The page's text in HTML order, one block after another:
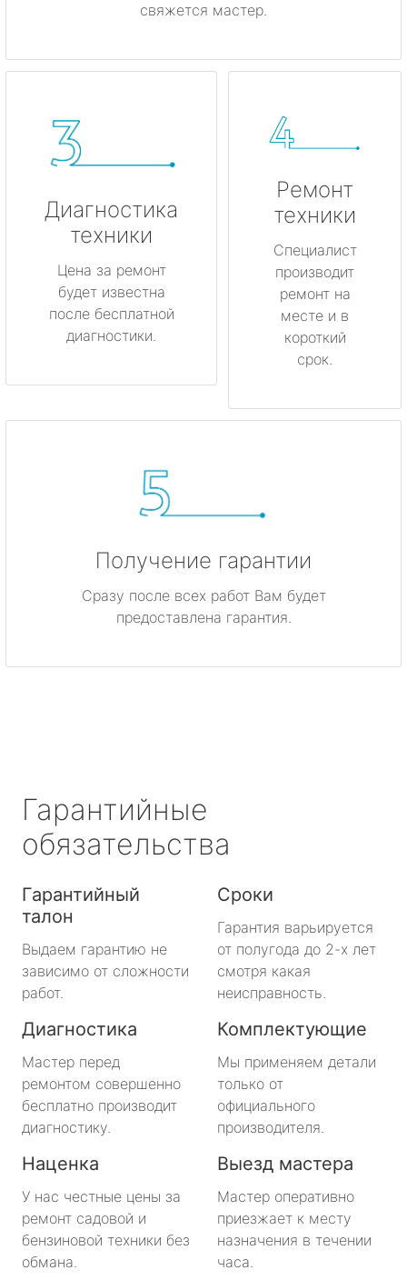
свяжется мастер.
Диагностика
техники
Цена за ремонт
будет известна
после бесплатной
диагностики.
Ремонт
техники
Специалист
производит
ремонт на
месте и в
короткий
срок.
Получение гарантии
Сразу после всех работ Вам будет
предоставлена гарантия.
Гарантийные
обязательства
Гарантийный
талон
Выдаем гарантию не
зависимо от сложности
работ.
Сроки
Гарантия варьируется
от полугода до 2-х лет
смотря какая
неисправность.
Диагностика
Мастер перед
ремонтом совершенно
бесплатно производит
диагностику.
Комплектующие
Мы применяем детали
только от
официального
производителя.
Наценка
У нас честные цены за
ремонт садовой и
бензиновой техники без
обмана.
Выезд мастера
Мастер оперативно
приезжает к месту
назначения в течении
часа.